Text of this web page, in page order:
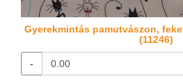
Gyerekmintás pamutvászon,
(11246)
-